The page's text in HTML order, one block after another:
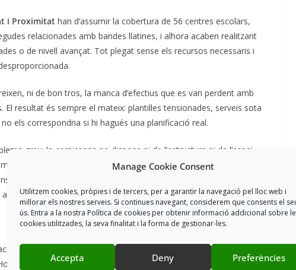
Manage Cookie Consent
Utilitzem cookies, pròpies i de tercers, per a garantir la navegació pel lloc web i
millorar els nostres serveis. Si continues navegant, considerem que consents el
ús. Entra a la nostra Política de cookies per obtenir informació addicional sobre
cookies utilitzades, la seva finalitat i la forma de gestionar-les.
Accepta Deny Preferències
i Proximitat han d’assumir la cobertura de 56 centres escolars,
relacionades amb bandes llatines, i alhora acaben realitzant
o de nivell avançat. Tot plegat sense els recursos necessaris i
ni de bon tros, la manca d’efectius que es van perdent amb
resultat és sempre el mateix: plantilles tensionades, serveis sota
els correspondria si hi hagués una planificació real.
greu: la comissaria no disposa ni de l’estructura ni de l’espai
caldrien per donar una resposta adequada a les necessitats del
de noves instal·lacions continuen sent projectes que mai no
passen i els problemes s’agreugen.
no és exclusiva de l’Hospitalet de Llobregat
. Es pateix arreu del
és una mostra evident de l’huracà que tenim al damunt i